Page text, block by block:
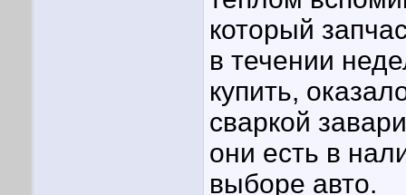
который
в течении
купить,
сваркой
они есть в
выборе авто.